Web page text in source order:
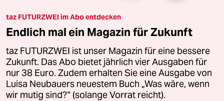
taz FUTURZWEI im Abo entdecken
Endlich mal ein Magazin für Zukunft
taz FUTURZWEI ist unser Magazin für eine bessere
Zukunft. Das Abo bietet jährlich vier Ausgaben für
nur 38 Euro. Zudem erhalten Sie eine Ausgabe von
Luisa Neubauers neuestem Buch „Was wäre, wenn
wir mutig sind?“ (solange Vorrat reicht).